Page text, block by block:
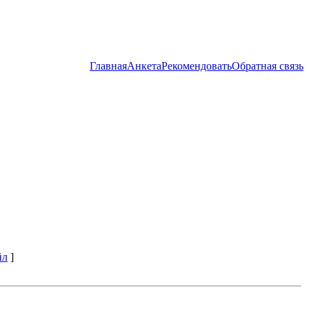
ГлавнаяАнкетаРекомендоватьОбратная связь
]